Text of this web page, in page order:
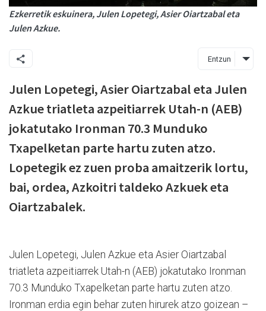
Ezkerretik eskuinera, Julen Lopetegi, Asier Oiartzabal eta
Julen Azkue.
Entzun
Julen Lopetegi, Asier Oiartzabal eta Julen
Azkue triatleta azpeitiarrek Utah-n (AEB)
jokatutako Ironman 70.3 Munduko
Txapelketan parte hartu zuten atzo.
Lopetegik ez zuen proba amaitzerik lortu,
bai, ordea, Azkoitri taldeko Azkuek eta
Oiartzabalek.
Julen Lopetegi, Julen Azkue eta Asier Oiartzabal
triatleta azpeitiarrek Utah-n (AEB) jokatutako Ironman
70.3 Munduko Txapelketan parte hartu zuten atzo.
Ironman erdia egin behar zuten hirurek atzo goizean –